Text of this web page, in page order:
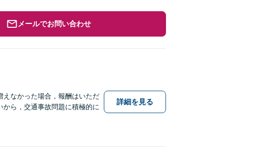
メールでお問い合わせ
えなかった場合，報酬はいただ
ら，交通事故問題に積極的に
詳細を見る